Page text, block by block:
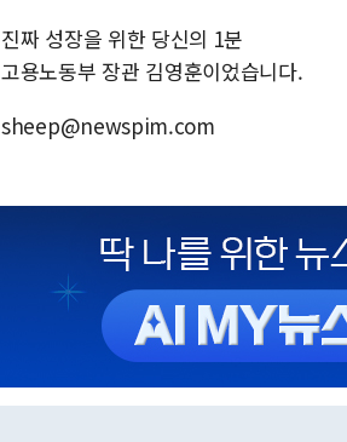
진짜 성장을 위한 당신의 1분
고용노동부 장관 김영훈이었습니다.
sheep@newspim.com